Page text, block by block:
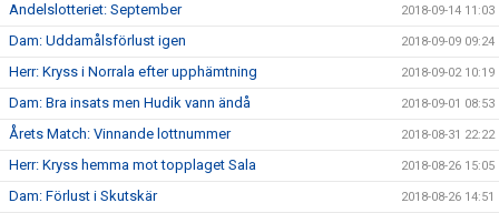
Andelslotteriet: September 2018-09-14 11:03
Dam: Uddamålsförlust igen 2018-09-09 09:24
Herr: Kryss i Norrala efter upphämtning 2018-09-02 10:19
Dam: Bra insats men Hudik vann ändå 2018-09-01 08:53
Årets Match: Vinnande lottnummer 2018-08-31 22:22
Herr: Kryss hemma mot topplaget Sala 2018-08-26 15:05
Dam: Förlust i Skutskär 2018-08-26 14:51